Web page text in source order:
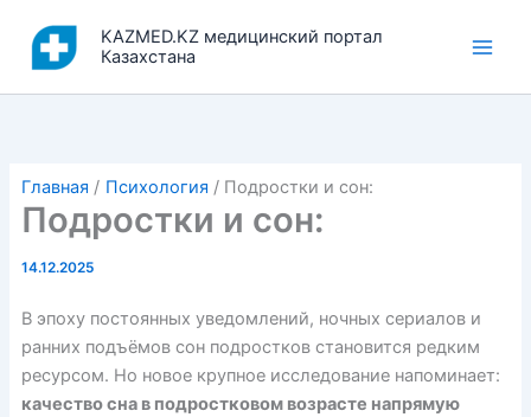
содержимому
KAZMED.KZ медицинский портал
Казахстана
Главная Психология Подростки и сон:
Подростки и сон:
14.12.2025
В эпоху постоянных уведомлений, ночных сериалов и
ранних подъёмов сон подростков становится редким
ресурсом. Но новое крупное исследование напоминает:
качество сна в подростковом возрасте напрямую